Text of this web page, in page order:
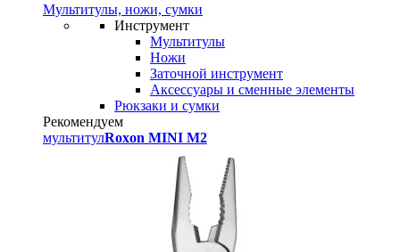
Мультитулы, ножи, сумки
Инструмент
Мультитулы
Ножи
Заточной инструмент
Аксессуары и сменные элементы
Рюкзаки и сумки
Рекомендуем
мультитулRoxon MINI M2